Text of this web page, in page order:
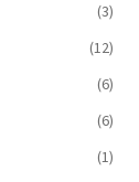
(3)
(12)
(6)
(6)
(1)